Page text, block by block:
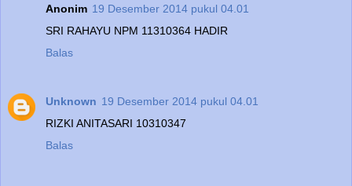
Anonim 19 Desember 2014 pukul 04.01
SRI RAHAYU NPM 11310364 HADIR
Balas
Unknown 19 Desember 2014 pukul 04.01
RIZKI ANITASARI 10310347
Balas